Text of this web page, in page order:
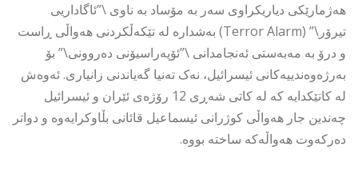
هەژمارێکی دیاریکراوی سەر بە مۆساد بە ناوی \”ئاگاداریی
تیرۆر\” (Terror Alarm) بەشدارە لە تێکەڵکردنی هەواڵی ڕاست
و درۆ بە مەبەستی ئەنجامدانی \”ئۆپەراسیۆنی دەروونی\” بۆ
بەرژەوەندییەکانی ئیسرائیل، نەک تەنیا گەیاندنی زانیاری. ئەوەش
لە کاتێکدایە کە لە کاتی شەڕی 12 رۆژەی ئێران و ئیسرائیل
چەندین جار هەواڵی کوژرانی ئیسماعیل قائانی بڵاوکرایەوە و دواتر
دەرکەوت هەواڵەکە ساختە بووە.